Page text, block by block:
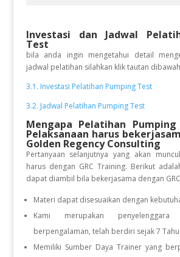
Investasi dan Jadwal
Test
bila anda ingin mengetahui detail
jadwal pelatihan silahkan klik tautan
3.1. Investasi Pelatihan Pumping Test
3.2. Jadwal Pelatihan Pumping Test
Mengapa Pelatihan
Pelaksanaan harus
Golden Regency Consulting
Pertanyaan selanjutnya yang akan
harus dengan GRC Training. Berikut
dapat diambil bila bekerjasama dengan
Materi dapat disesuaikan dengan
Kami merupakan
berpengalaman, telah berdiri sejak 7
Memiliki Sumber Daya Trainer yang